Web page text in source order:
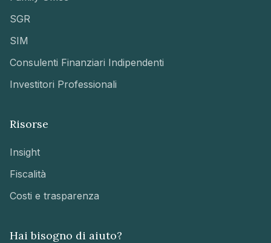
SGR
SIM
Consulenti Finanziari Indipendenti
Investitori Professionali
Risorse
Insight
Fiscalità
Costi e trasparenza
Hai bisogno di aiuto?